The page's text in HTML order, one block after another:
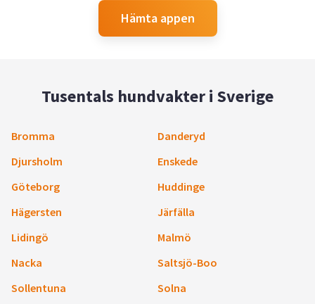
Hämta appen
Tusentals hundvakter i Sverige
Bromma
Danderyd
Djursholm
Enskede
Göteborg
Huddinge
Hägersten
Järfälla
Lidingö
Malmö
Nacka
Saltsjö-Boo
Sollentuna
Solna